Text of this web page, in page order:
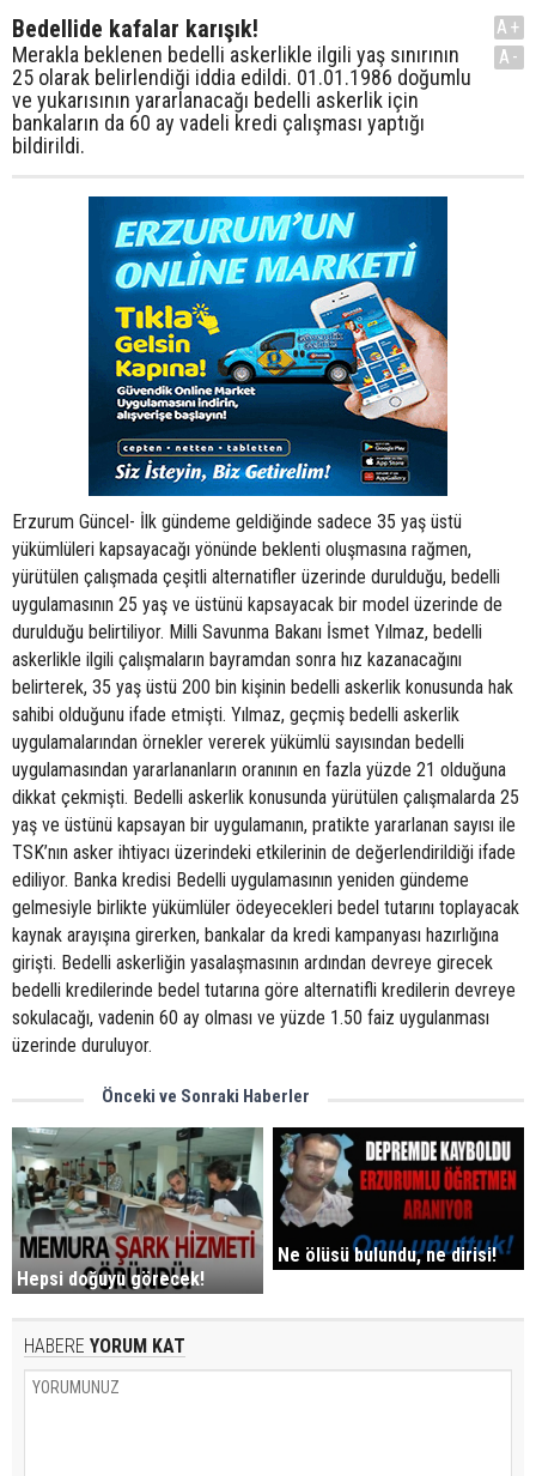
Bedellide kafalar karışık!
Merakla beklenen bedelli askerlikle ilgili yaş sınırının
25 olarak belirlendiği iddia edildi. 01.01.1986 doğumlu
ve yukarısının yararlanacağı bedelli askerlik için
bankaların da 60 ay vadeli kredi çalışması yaptığı
bildirildi.
A+
A-
Erzurum Güncel- İlk gündeme geldiğinde sadece 35 yaş üstü
yükümlüleri kapsayacağı yönünde beklenti oluşmasına rağmen,
yürütülen çalışmada çeşitli alternatifler üzerinde durulduğu, bedelli
uygulamasının 25 yaş ve üstünü kapsayacak bir model üzerinde de
durulduğu belirtiliyor. Milli Savunma Bakanı İsmet Yılmaz, bedelli
askerlikle ilgili çalışmaların bayramdan sonra hız kazanacağını
belirterek, 35 yaş üstü 200 bin kişinin bedelli askerlik konusunda hak
sahibi olduğunu ifade etmişti. Yılmaz, geçmiş bedelli askerlik
uygulamalarından örnekler vererek yükümlü sayısından bedelli
uygulamasından yararlananların oranının en fazla yüzde 21 olduğuna
dikkat çekmişti. Bedelli askerlik konusunda yürütülen çalışmalarda 25
yaş ve üstünü kapsayan bir uygulamanın, pratikte yararlanan sayısı ile
TSK’nın asker ihtiyacı üzerindeki etkilerinin de değerlendirildiği ifade
ediliyor. Banka kredisi Bedelli uygulamasının yeniden gündeme
gelmesiyle birlikte yükümlüler ödeyecekleri bedel tutarını toplayacak
kaynak arayışına girerken, bankalar da kredi kampanyası hazırlığına
girişti. Bedelli askerliğin yasalaşmasının ardından devreye girecek
bedelli kredilerinde bedel tutarına göre alternatifli kredilerin devreye
sokulacağı, vadenin 60 ay olması ve yüzde 1.50 faiz uygulanması
üzerinde duruluyor.
Önceki ve Sonraki Haberler
Hepsi doğuyu görecek!
Ne ölüsü bulundu, ne dirisi!
HABERE YORUM KAT